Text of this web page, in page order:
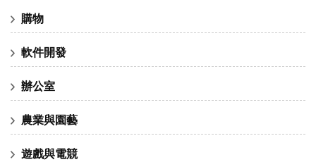
購物
軟件開發
辦公室
農業與園藝
遊戲與電競